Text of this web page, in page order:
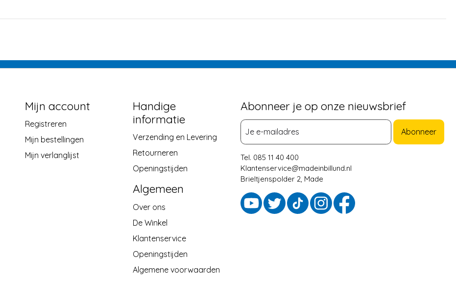
Mijn account
Registreren
Mijn bestellingen
Mijn verlanglijst
Handige
informatie
Verzending en Levering
Retourneren
Openingstijden
Algemeen
Over ons
De Winkel
Klantenservice
Openingstijden
Algemene voorwaarden
Abonneer je op onze nieuwsbrief
Abonneer
Tel. 085 11 40 400
Klantenservice@madeinbillund.nl
Brieltjenspolder 2, Made